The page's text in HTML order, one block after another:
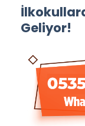
Geliyor!